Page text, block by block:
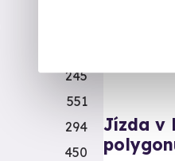
Jízda v
245
551
294
450